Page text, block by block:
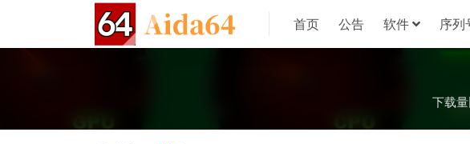
首页 公告 软件 序列
下载